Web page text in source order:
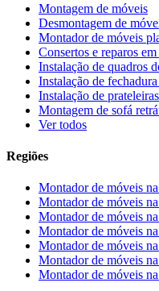
Montagem de móveis
Desmontagem de
Montador de móveis
Consertos e reparos
Instalação de quadros
Instalação de
Instalação de
Montagem de sofá
Ver todos
Regiões
Montador de móveis na
Montador de móveis na
Montador de móveis na
Montador de móveis na
Montador de móveis na
Montador de móveis na
Montador de móveis na